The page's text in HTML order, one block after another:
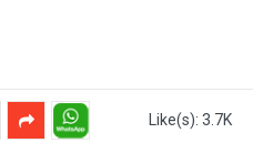
Like(s): 3.7K